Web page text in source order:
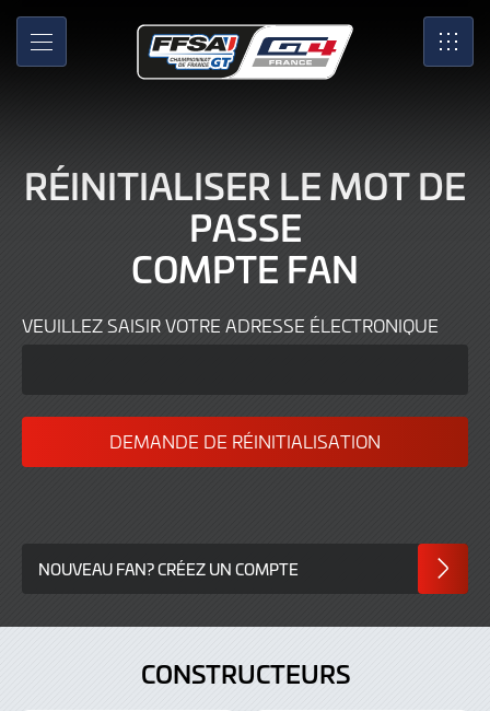
Skip
Main
MENU SRO
Mot
de
RÉINITIALISER LE MOT DE
PASSE
COMPTE FAN
VEUILLEZ SAISIR VOTRE ADRESSE ÉLECTRONIQUE
NOUVEAU FAN? CRÉEZ UN COMPTE
CONSTRUCTEURS